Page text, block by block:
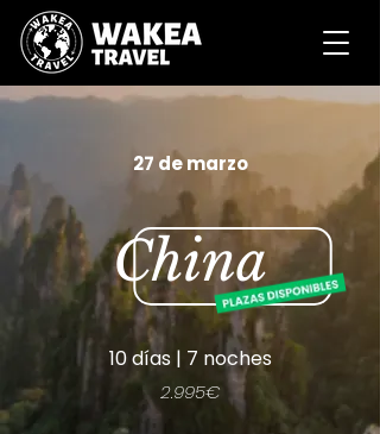
27 de marzo
China
10 días | 7 noches
2.995€